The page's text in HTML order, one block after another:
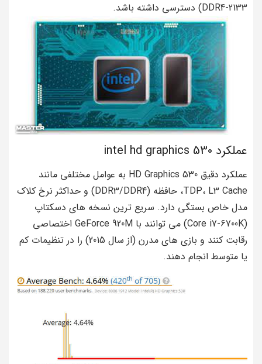
DDR4-2133) دسترسی داشته باشد.
عملکرد intel hd graphics 530
عملکرد دقیق HD Graphics 530 به عوامل مختلفی مانند
TDP، L3 Cache، حافظه (DDR3/DDR4) و حداکثر نرخ کلاک
مدل خاص بستگی دارد. سریع ترین نسخه های دسکتاپ
(Core i7-6700K) می توانند با GeForce 920M اختصاصی
رقابت کنند و بازی های مدرن (از سال 2015) را در تنظیمات کم
یا متوسط ​​انجام دهند.